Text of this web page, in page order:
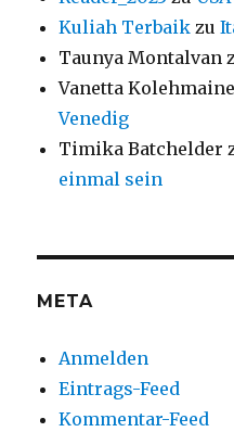
Kuliah Terbaik zu
Taunya Montalvan
Vanetta
Venedig
Timika Batchelder
einmal sein
META
Anmelden
Eintrags-Feed
Kommentar-Feed